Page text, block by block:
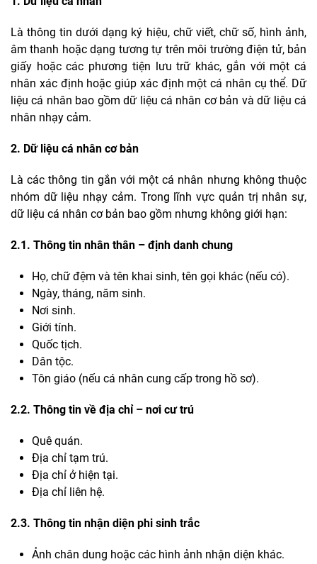
Là thông tin dưới dạng ký hiệu, chữ viết, chữ số, hình ảnh,
âm thanh hoặc dạng tương tự trên môi trường điện tử, bản
giấy hoặc các phương tiện lưu trữ khác, gắn với một cá
nhân xác định hoặc giúp xác định một cá nhân cụ thể. Dữ
liệu cá nhân bao gồm dữ liệu cá nhân cơ bản và dữ liệu cá
nhân nhạy cảm.
2. Dữ liệu cá nhân cơ bản
Là các thông tin gắn với một cá nhân nhưng không thuộc
nhóm dữ liệu nhạy cảm. Trong lĩnh vực quản trị nhân sự,
dữ liệu cá nhân cơ bản bao gồm nhưng không giới hạn:
2.1. Thông tin nhân thân – định danh chung
Họ, chữ đệm và tên khai sinh, tên gọi khác (nếu có).
Ngày, tháng, năm sinh.
Nơi sinh.
Giới tính.
Quốc tịch.
Dân tộc.
Tôn giáo (nếu cá nhân cung cấp trong hồ sơ).
2.2. Thông tin về địa chỉ – nơi cư trú
Quê quán.
Địa chỉ tạm trú.
Địa chỉ ở hiện tại.
Địa chỉ liên hệ.
2.3. Thông tin nhận diện phi sinh trắc
Ảnh chân dung hoặc các hình ảnh nhận diện khác.